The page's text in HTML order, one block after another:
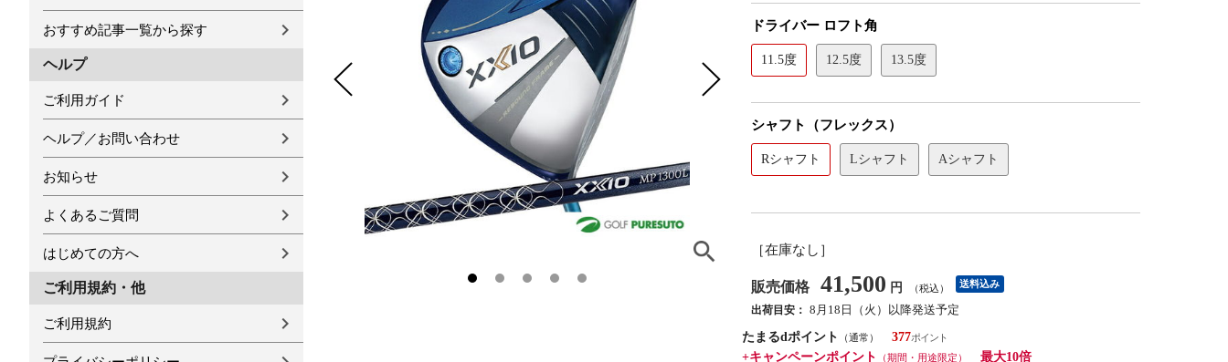
おすすめ記事一覧から探す
ヘルプ
ご利用ガイド
ヘルプ／お問い合わせ
お知らせ
よくあるご質問
はじめての方へ
ご利用規約・他
ご利用規約
ドライバー ロフト角
11.5度 12.5度 13.5度
シャフト（フレックス）
Rシャフト Lシャフト Aシャフト
［在庫なし］
販売価格 41,500 円 （税込） 送料込み
出荷目安： 8月18日（火）以降発送予定
たまるdポイント
（通常）
377
+キャンペーンポイント
（期間・用途限定）
最大10倍